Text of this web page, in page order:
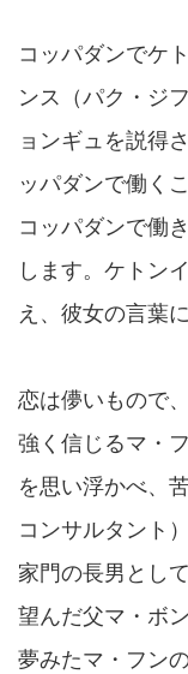
コッパダンでケ
ンス（パク・ジ
ョンギュを説得
ッパダンで働く
コッパダンで働
します。ケトン
え、彼女の言葉
恋は儚いもので
強く信じるマ・
を思い浮かべ、
コンサルタント
家門の長男とし
望んだ父マ・ボ
夢みたマ・フンの